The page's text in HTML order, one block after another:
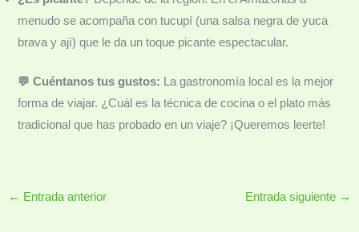
menudo se acompaña con tucupí (una salsa negra de yuca
brava y ají) que le da un toque picante espectacular.
💬 Cuéntanos tus gustos: La gastronomía local es la mejor
forma de viajar. ¿Cuál es la técnica de cocina o el plato más
tradicional que has probado en un viaje? ¡Queremos leerte!
← Entrada anterior Entrada siguiente →